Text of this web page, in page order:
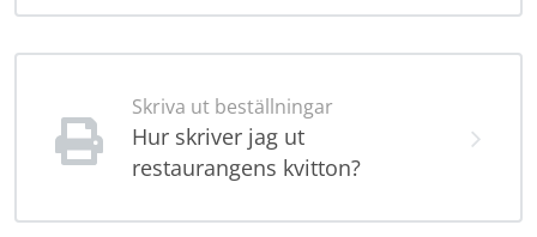
Skriva ut beställningar
Hur skriver jag ut
restaurangens kvitton?